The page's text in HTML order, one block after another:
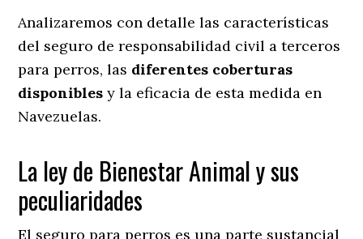
Analizaremos con detalle las características
del seguro de responsabilidad civil a terceros
para perros, las diferentes coberturas
disponibles y la eficacia de esta medida en
Navezuelas.
La ley de Bienestar Animal y sus
peculiaridades
El seguro para perros es una parte sustancial